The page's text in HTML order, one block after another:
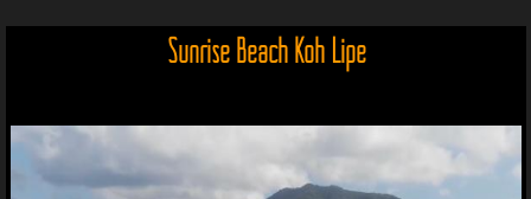
Sunrise Beach Koh Lipe